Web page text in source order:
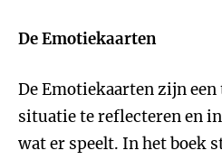
De Emotiekaarten
De Emotiekaarten zijn
situatie te reflecteren en
wat er speelt. In het boek